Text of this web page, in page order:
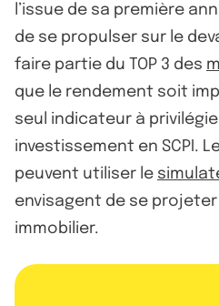
l’issue de sa première
de se propulser sur le
faire partie du TOP 3 des
que le rendement soit
seul indicateur à
investissement en SCPI.
peuvent utiliser le
envisagent de se
immobilier.